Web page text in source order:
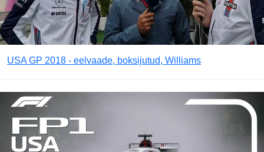
USA GP 2018 - eelvaade, boksijutud, Williams